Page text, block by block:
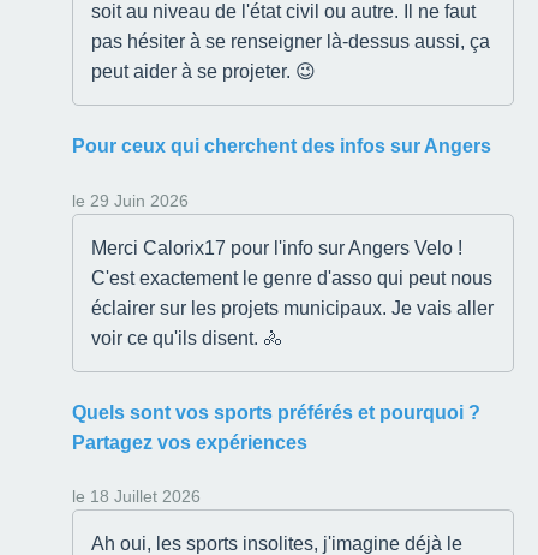
soit au niveau de l'état civil ou autre. Il ne faut
pas hésiter à se renseigner là-dessus aussi, ça
peut aider à se projeter. 😉
Pour ceux qui cherchent des infos sur Angers
le 29 Juin 2026
Merci Calorix17 pour l'info sur Angers Velo !
C'est exactement le genre d'asso qui peut nous
éclairer sur les projets municipaux. Je vais aller
voir ce qu'ils disent. 🚴
Quels sont vos sports préférés et pourquoi ?
Partagez vos expériences
le 18 Juillet 2026
Ah oui, les sports insolites, j'imagine déjà le